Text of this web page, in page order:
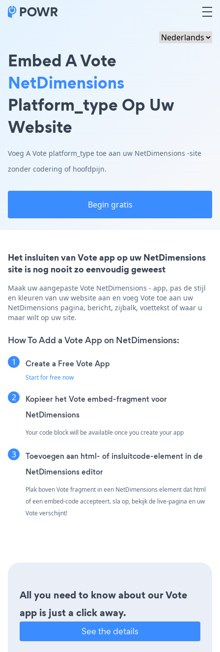
Embed A Vote
NetDimensions
Platform_type Op Uw
Website
Voeg A Vote platform_type toe aan uw NetDimensions -site
zonder codering of hoofdpijn.
Begin gratis
Het insluiten van Vote app op uw NetDimensions
site is nog nooit zo eenvoudig geweest
Maak uw aangepaste Vote NetDimensions - app, pas de stijl
en kleuren van uw website aan en voeg Vote toe aan uw
NetDimensions pagina, bericht, zijbalk, voettekst of waar u
maar wilt op uw site.
How To Add a Vote App on NetDimensions:
Create a Free Vote App
Start for free now
Kopieer het Vote embed-fragment voor
NetDimensions
Your code block will be available once you create your app
Toevoegen aan html- of insluitcode-element in de
NetDimensions editor
Plak boven Vote fragment in een NetDimensions element dat html
of een embed-code accepteert. sla op, bekijk de live-pagina en uw
Vote verschijnt!
All you need to know about our Vote
app is just a click away.
See the details